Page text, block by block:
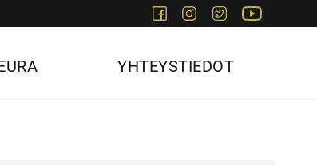
FacebookInstagram
Twitter
YHTEYSTIEDOT